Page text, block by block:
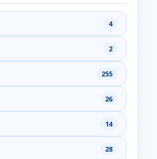
4
2
255
26
14
28